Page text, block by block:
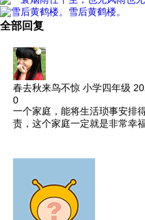
雪后黄鹤楼。
全部回复
春去秋来鸟不惊 小学四年级
0
一个家庭，能将生活琐事安排
责，这个家庭一定就是非常幸福